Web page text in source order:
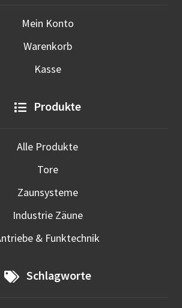
Mein Konto
Warenkorb
Kasse
Produkte
Alle Produkte
Tore
Zaunsysteme
Industrie Zäune
& Funktechnik
Schlagworte